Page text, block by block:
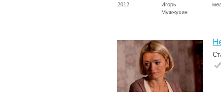
2012
Игорь
Мужжухин